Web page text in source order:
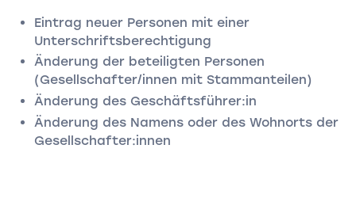
Eintrag neuer Personen mit einer
Unterschriftsberechtigung
Änderung der beteiligten Personen
(Gesellschafter/innen mit Stammanteilen)
Änderung des Geschäftsführer:in
Änderung des Namens oder des Wohnorts der
Gesellschafter:innen